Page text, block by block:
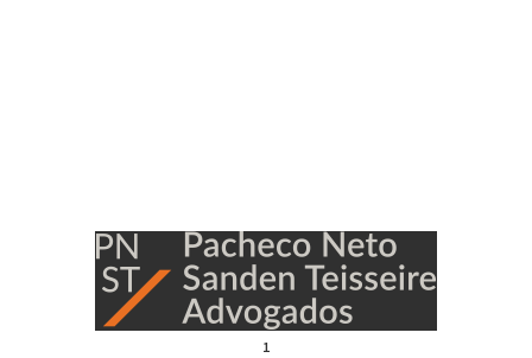
1